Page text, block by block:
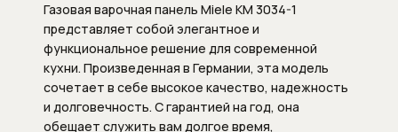
Душевые форсунки
Душевые шланги
Душевые штанги
Газовая варочная панель Miele KM 3034-1
представляет собой элегантное и
функциональное решение для современной
кухни. Произведенная в Германии, эта модель
сочетает в себе высокое качество, надежность
и долговечность. С гарантией на год, она
обещает служить вам долгое время,